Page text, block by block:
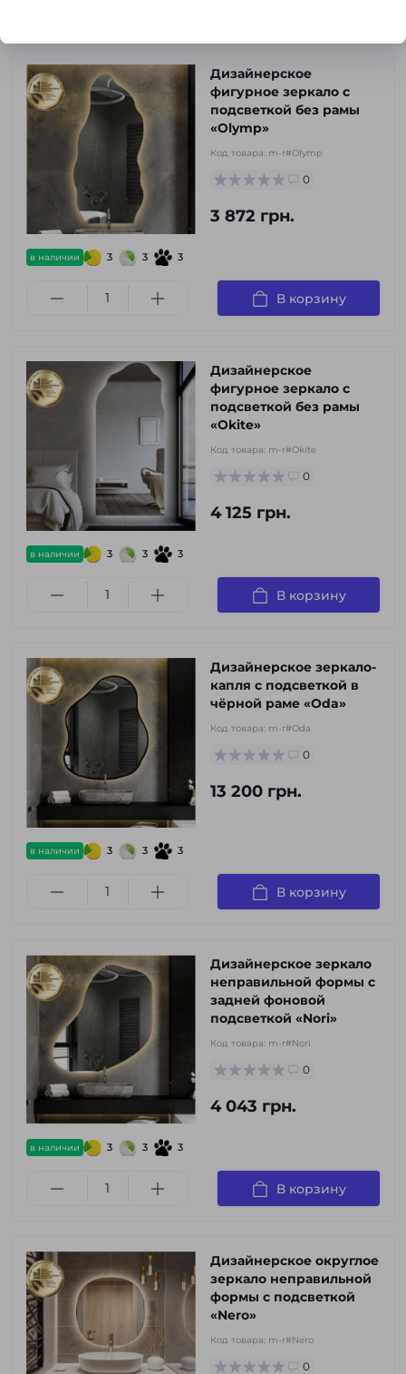
в наличии 3 3 3
Дизайнерское
фигурное зеркало с
подсветкой без рамы
«Olymp»
Код товара: m-r#Olymp
0
3 872 грн.
В корзину
в наличии 3 3 3
Дизайнерское
фигурное зеркало с
подсветкой без рамы
«Okite»
Код товара: m-r#Okite
0
4 125 грн.
В корзину
в наличии 3 3 3
Дизайнерское зеркало-
капля с подсветкой в
чёрной раме «Oda»
Код товара: m-r#Oda
0
13 200 грн.
В корзину
в наличии 3 3 3
Дизайнерское зеркало
неправильной формы с
задней фоновой
подсветкой «Nori»
Код товара: m-r#Nori
0
4 043 грн.
В корзину
Дизайнерское округлое
зеркало неправильной
формы с подсветкой
«Nero»
Код товара: m-r#Nero
0